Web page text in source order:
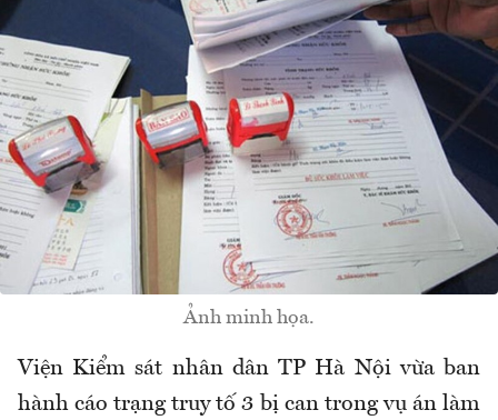
Ảnh minh họa.
Viện Kiểm sát nhân dân TP Hà Nội vừa ban
hành cáo trạng truy tố 3 bị can trong vụ án làm